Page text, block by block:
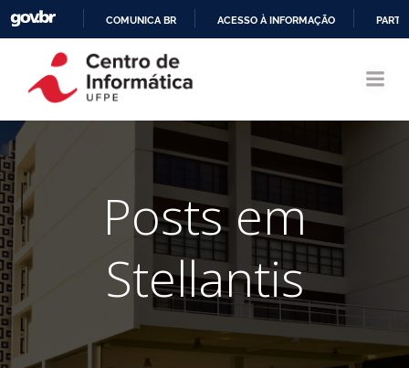
CONTEÚDO
COMUNICA BR ACESSO À INFORMAÇÃO
Posts em
Stellantis